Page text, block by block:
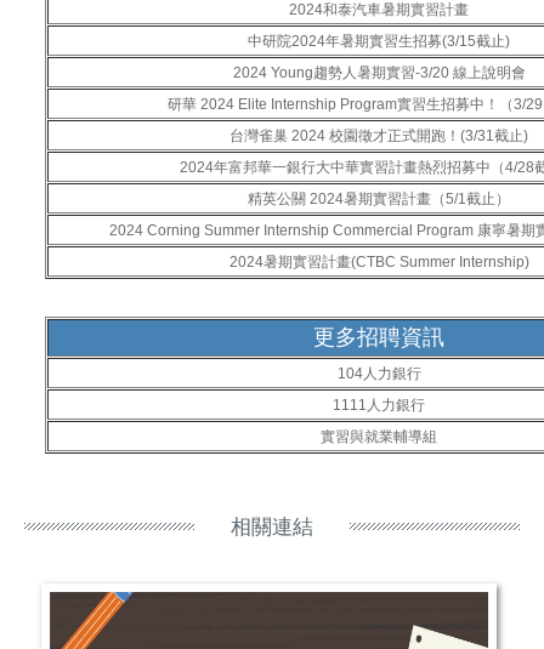
2024和泰汽車暑期實習計畫
中研院2024年暑期實習生招募(3/15截止)
2024 Young趨勢人暑期實習-3/20 線上說明會
研華 2024 Elite Internship Program實習生招募中！（3/
台灣雀巢 2024 校園徵才正式開跑！(3/31截止)
2024年富邦華一銀行大中華實習計畫熱烈招募中（4/28
精英公關 2024暑期實習計畫（5/1截止）
2024 Corning Summer Internship Commercial Program 康寧暑期
2024暑期實習計畫(CTBC Summer Internship)
更多招聘資訊
104人力銀行
1111人力銀行
實習與就業輔導組
相關連結